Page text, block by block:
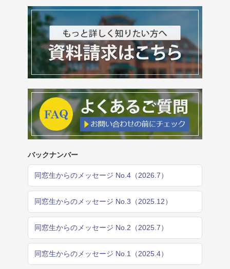
バックナンバー
同窓生からのメッセージ No.4（2026.7）
同窓生からのメッセージ No.3（2025.12）
同窓生からのメッセージ No.2（2025.7）
同窓生からのメッセージ No.1（2025.4）